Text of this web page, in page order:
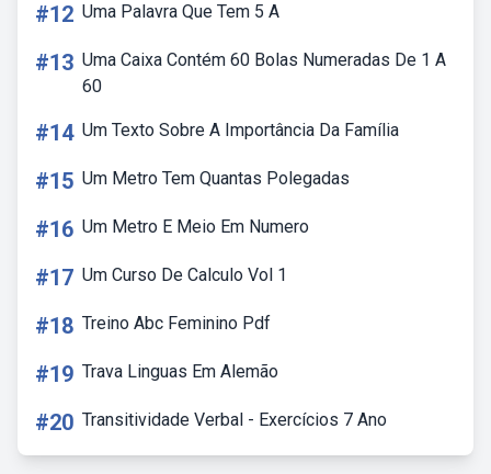
#12 Uma Palavra Que Tem 5 A
#13 Uma Caixa Contém 60 Bolas Numeradas De 1 A
60
#14 Um Texto Sobre A Importância Da Família
#15 Um Metro Tem Quantas Polegadas
#16 Um Metro E Meio Em Numero
#17 Um Curso De Calculo Vol 1
#18 Treino Abc Feminino Pdf
#19 Trava Linguas Em Alemão
#20 Transitividade Verbal - Exercícios 7 Ano